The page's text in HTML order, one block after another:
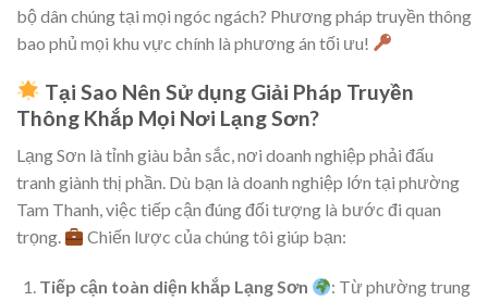
bộ dân chúng tại mọi ngóc ngách? Phương pháp truyền thông
bao phủ mọi khu vực chính là phương án tối ưu!
Tại Sao Nên Sử dụng Giải Pháp Truyền
Thông Khắp Mọi Nơi Lạng Sơn?
Lạng Sơn là tỉnh giàu bản sắc, nơi doanh nghiệp phải đấu
tranh giành thị phần. Dù bạn là doanh nghiệp lớn tại phường
Tam Thanh, việc tiếp cận đúng đối tượng là bước đi quan
trọng.
Chiến lược của chúng tôi giúp bạn:
Tiếp cận toàn diện khắp Lạng Sơn
: Từ phường trung